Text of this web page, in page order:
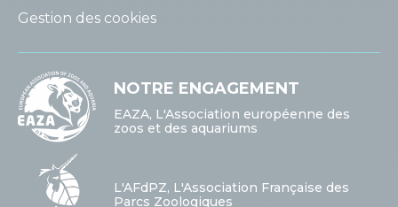
Gestion des cookies
NOTRE ENGAGEMENT
EAZA, L'Association européenne des
zoos et des aquariums
L'AFdPZ, L'Association Française des
Parcs Zoologiques